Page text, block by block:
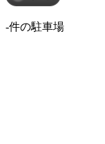
-件の駐車場